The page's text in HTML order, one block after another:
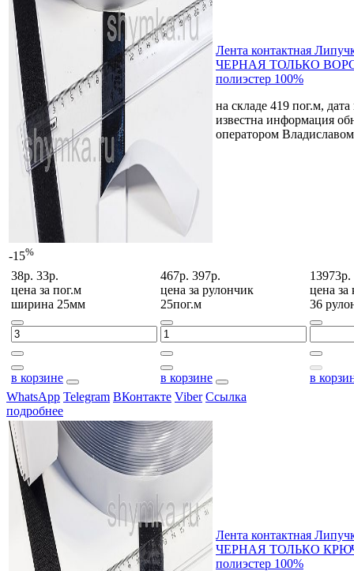
-15%
Лента контактная
ЧЕРНАЯ ТОЛЬКО ВОРС
полиэстер 100%
на складе 419 пог.м,
известна информация
оператором Владиславом
38р. 33р.
цена за пог.м
ширина 25мм
в корзине
467р. 397р.
цена за рулончик
25пог.м
в корзине
13973р.
цена за
36
в
WhatsApp Telegram ВКонтакте Viber Ссылка
подробнее
Лента контактная
ЧЕРНАЯ ТОЛЬКО
полиэстер 100%